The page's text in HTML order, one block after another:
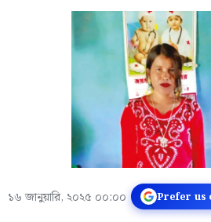
১৬ জানুয়ারি, ২০২৫ ০০:০০ Prefer us